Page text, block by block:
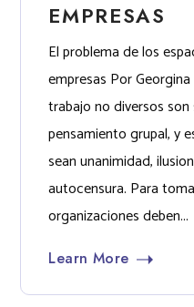
EMPRESAS
El problema de los
empresas Por
trabajo no diversos
pensamiento grupal, y
sean unanimidad,
autocensura. Para
organizaciones deben...
Learn More